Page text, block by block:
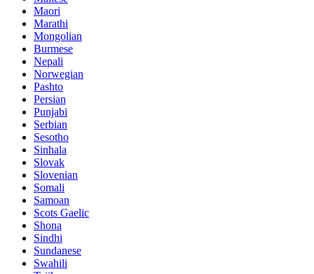
Maori
Marathi
Mongolian
Burmese
Nepali
Norwegian
Pashto
Persian
Punjabi
Serbian
Sesotho
Sinhala
Slovak
Slovenian
Somali
Samoan
Scots Gaelic
Shona
Sindhi
Sundanese
Swahili